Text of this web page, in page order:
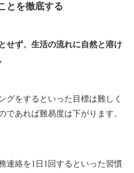
とを徹底する
せず、生活の流れに自然と溶け
グをするといった目標は難しく
あれば難易度は下がります。
連絡を1日1回するといった習慣